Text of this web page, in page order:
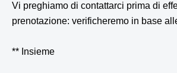
Vi preghiamo di contattarci prima di
prenotazione: verificheremo in base
** Insieme